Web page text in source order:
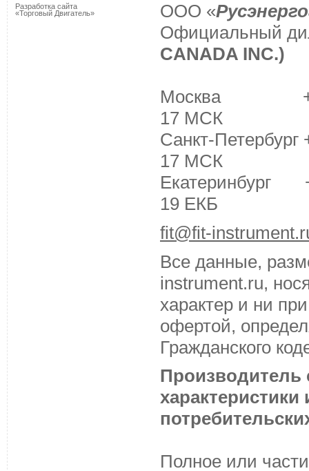
Разработка сайта
«Торговый Двигатель»
ООО «
Официальный
CANADA INC.)
Москва +7
17 МСК
Санкт-
17 МСК
Екатеринбург
19 ЕКБ
fit@fit-
Все данные,
instrument.ru,
характер и ни
офертой,
Гражданского
Производитель
Полное или